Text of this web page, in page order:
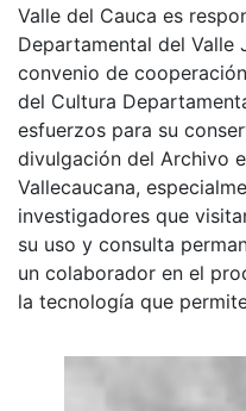
Valle del Cauca es
Departamental del Valle
convenio de
del Cultura
esfuerzos para su
divulgación del Archivo
Vallecaucana,
investigadores que
su uso y consulta
un colaborador en el
la tecnología que